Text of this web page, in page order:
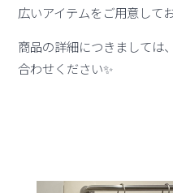
広いアイテムをご用意してお
商品の詳細につきましては
合わせください✨